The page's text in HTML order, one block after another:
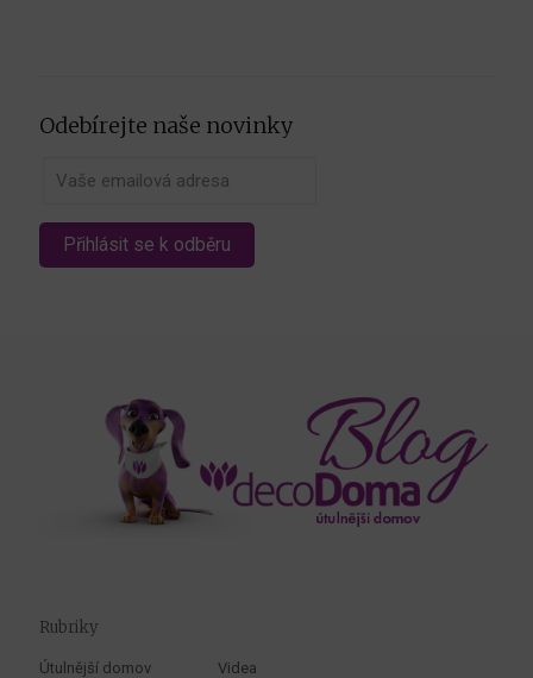
Odebírejte naše novinky
Rubriky
Útulnější domov Videa